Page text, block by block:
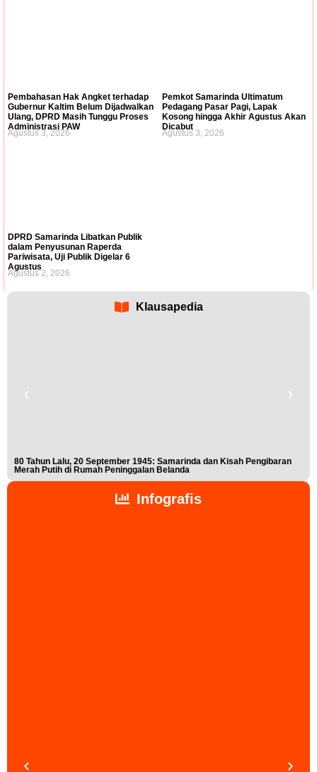
Pembahasan Hak Angket terhadap
Gubernur Kaltim Belum Dijadwalkan
Ulang, DPRD Masih Tunggu Proses
Administrasi PAW
Agustus 3, 2026
Pemkot Samarinda Ultimatum
Pedagang Pasar Pagi, Lapak
Kosong hingga Akhir Agustus Akan
Dicabut
Agustus 3, 2026
DPRD Samarinda Libatkan Publik
dalam Penyusunan Raperda
Pariwisata, Uji Publik Digelar 6
Agustus
Agustus 2, 2026
Klausapedia
80 Tahun Lalu, 20 September 1945: Samarinda dan Kisah Pengibaran
Merah Putih di Rumah Peninggalan Belanda
Infografis